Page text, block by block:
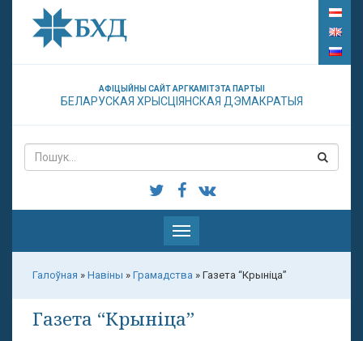
АФІЦЫЙНЫ САЙТ АРГКАМІТЭТА ПАРТЫІ
БЕЛАРУСКАЯ ХРЫСЦІЯНСКАЯ ДЭМАКРАТЫЯ
Паказаць
меню
Галоўная » Навіны » Грамадства » Газета “Крыніца”
Газета “Крыніца”